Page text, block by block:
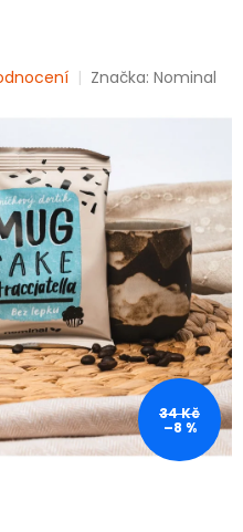
Značka: Nominal
34 Kč
–8 %